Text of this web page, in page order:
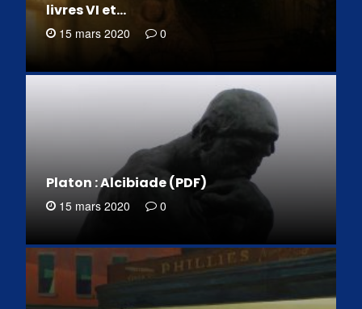
livres VI et…
15 mars 2020 0
Platon : Alcibiade (PDF)
15 mars 2020 0